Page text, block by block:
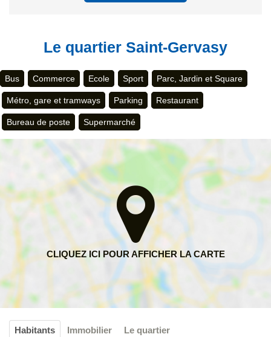
Le quartier Saint-Gervasy
Bus Commerce Ecole Sport Parc, Jardin et Square
Métro, gare et tramways Parking Restaurant
Bureau de poste Supermarché
Habitants Immobilier Le quartier